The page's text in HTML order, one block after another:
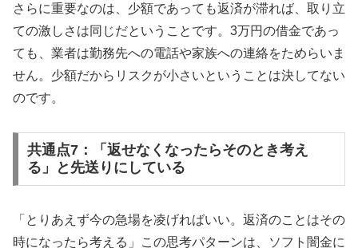
さらに重要なのは、少額であっても返済が滞れば、取り立
ての激しさは同じだということです。3万円の借金であっ
ても、業者は勤務先への電話や家族への連絡をためらいま
せん。少額だからリスクが小さいということは決してない
のです。
共通点7：「返せなくなったらそのとき考え
る」と先送りにしている
「とりあえず今の急場を凌げればいい。返済のことはその
時になったら考える」この思考パターンは、ソフト闇金に